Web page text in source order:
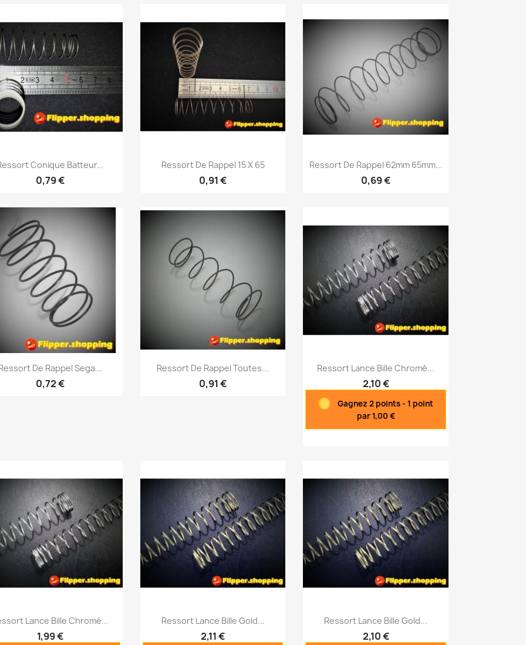
Aperçu rapide
Conique Batteur...
0,79 €
Aperçu rapide
Ressort De Rappel 15 X 65
0,91 €
Aperçu rapide
Ressort De Rappel 62mm 65mm...
0,69 €
Aperçu rapide
De Rappel Sega...
0,72 €
Aperçu rapide
Ressort De Rappel Toutes...
0,91 €
Aperçu rapide
Ressort Lance Bille Chromé...
2,10 €
Gagnez 2 points - 1 point
par 1,00 €
Aperçu rapide
Lance Bille Chromé...
1,99 €
Aperçu rapide
Ressort Lance Bille Gold...
2,11 €
Aperçu rapide
Ressort Lance Bille Gold...
2,10 €